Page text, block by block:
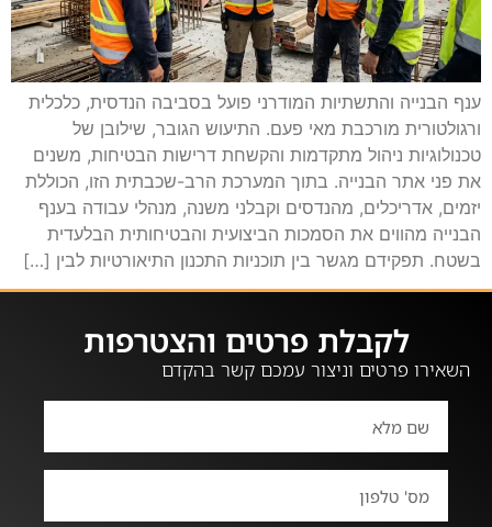
ענף הבנייה והתשתיות המודרני פועל בסביבה הנדסית, כלכלית
ורגולטורית מורכבת מאי פעם. התיעוש הגובר, שילובן של
טכנולוגיות ניהול מתקדמות והקשחת דרישות הבטיחות, משנים
את פני אתר הבנייה. בתוך המערכת הרב-שכבתית הזו, הכוללת
יזמים, אדריכלים, מהנדסים וקבלני משנה, מנהלי עבודה בענף
הבנייה מהווים את הסמכות הביצועית והבטיחותית הבלעדית
בשטח. תפקידם מגשר בין תוכניות התכנון התיאורטיות לבין […]
לקבלת פרטים והצטרפות
השאירו פרטים וניצור עמכם קשר בהקדם